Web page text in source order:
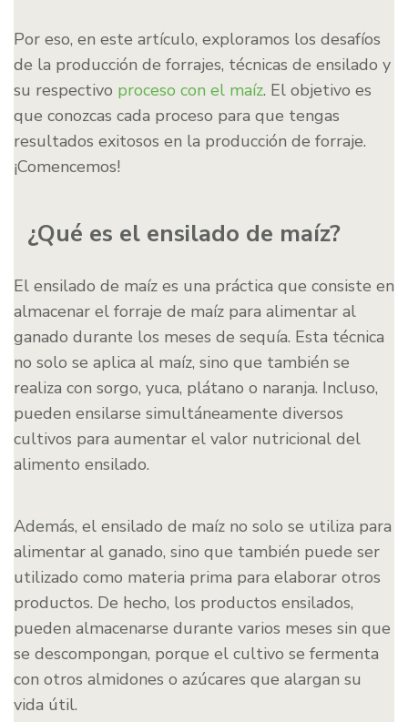
Por eso, en este artículo, exploramos los desafíos
de la producción de forrajes, técnicas de ensilado y
su respectivo proceso con el maíz. El objetivo es
que conozcas cada proceso para que tengas
resultados exitosos en la producción de forraje.
¡Comencemos!
¿Qué es el ensilado de maíz?
El ensilado de maíz es una práctica que consiste en
almacenar el forraje de maíz para alimentar al
ganado durante los meses de sequía. Esta técnica
no solo se aplica al maíz, sino que también se
realiza con sorgo, yuca, plátano o naranja. Incluso,
pueden ensilarse simultáneamente diversos
cultivos para aumentar el valor nutricional del
alimento ensilado.
Además, el ensilado de maíz no solo se utiliza para
alimentar al ganado, sino que también puede ser
utilizado como materia prima para elaborar otros
productos. De hecho, los productos ensilados,
pueden almacenarse durante varios meses sin que
se descompongan, porque el cultivo se fermenta
con otros almidones o azúcares que alargan su
vida útil.